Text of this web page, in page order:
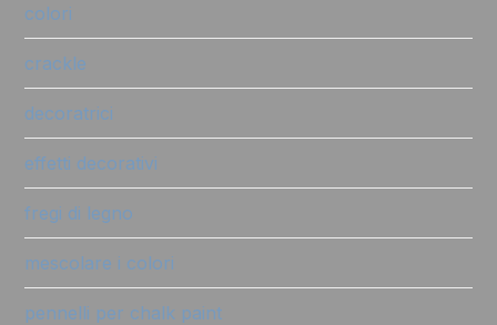
colori
crackle
decoratrici
effetti decorativi
fregi di legno
mescolare i colori
pennelli per chalk paint